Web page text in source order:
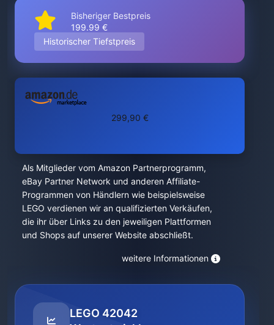
Bisheriger Bestpreis
199.99 €
Historischer Tiefstpreis
299,90 €
Als Mitglieder vom Amazon Partnerprogramm,
eBay Partner Network und anderen Affiliate-
Programmen von Händlern wie beispielsweise
LEGO verdienen wir an qualifizierten Verkäufen,
die ihr über Links zu den jeweiligen Plattformen
und Shops auf unserer Website abschließt.
weitere Informationen
LEGO 42042